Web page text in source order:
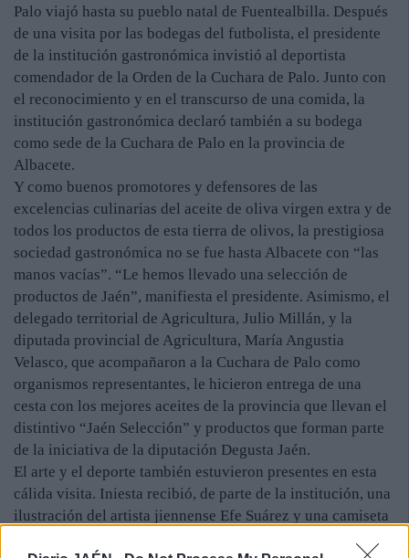
Palo viajó hasta su pueblo natal de Fuentealbilla. Después
de una visita por las bodegas del futbolista, el presidente
de la institución gastronómica invistió al deportista
comendador de la Orden de la Cuchara de Palo. Junto con
el reconocimiento y en el transcurso de una comida, la
institución gastronómica declaró también a su bodega
como sede de la Cuchara de Palo en la provincia de
Albacete.
Y como buenos promotores y defensores de las
excelencias culinarias del aceite de oliva virgen extra y de
todos los productos de esta tierra de olivos, la prestigiosa
sociedad gastronómica no se fue hasta Albacete con “las
manos vacías”. “Le hemos llevado una selección de
productos de Jaén”, manifiesta el presidente. Asimismo, el
delegado territorial de Agricultura, Julio Millán, y la
diputada provincial de Agricultura, María Angustia
Velasco, que acompañaron a la Cuchara de Palo como
organismos representantes, le hicieron entrega de una
cesta con los mejores aceites de la provincia que llevan el
distintivo “Jaén Selección” y productos que forman parte
de la iniciativa de la diputación Degusta Jaén.
El arte y el deporte también estuvieron presentes en esta
cálida visita. Iniesta recibió, de parte de la institución, una
ilustración del artista jiennense Efe Suárez y una camiseta